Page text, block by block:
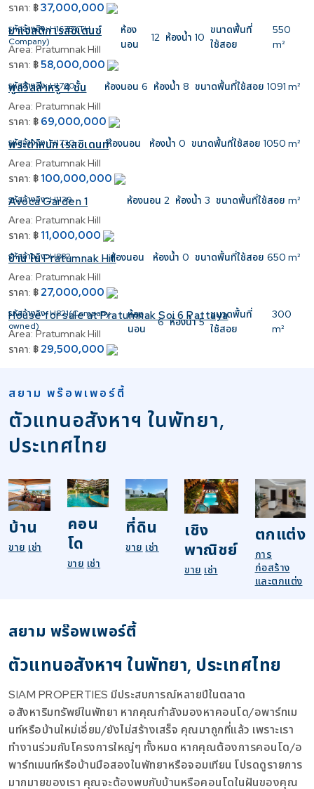
ราคา: ฿37,000,000
รหัสอ้างอิง:H1675 (TH
Company)
ห้อง
นอน
12 ห้องน้ำ 10
ขนาดพื้นที่
ใช้สอย
550
m²
มาเจสติก เรสซิเดนซ์
Area: Pratumnak Hill
ราคา: ฿58,000,000
รหัสอ้างอิง: H1760 ห้องนอน 6 ห้องน้ำ 8 ขนาดพื้นที่ใช้สอย 1091 m²
พูลวิลล่าหรู 4 ชั้น
Area: Pratumnak Hill
ราคา: ฿ 69,000,000
รหัสอ้างอิง:H1730 ห้องนอน ห้องน้ำ 0 ขนาดพื้นที่ใช้สอย 1050 m²
พระตำหนัก เรสซิเดนท์
Area: Pratumnak Hill
ราคา: ฿ 100,000,000
รหัสอ้างอิง:H1139 ห้องนอน 2 ห้องน้ำ 3 ขนาดพื้นที่ใช้สอย m²
Avoca Garden 1
Area: Pratumnak Hill
ราคา: ฿ 11,000,000
รหัสอ้างอิง:H882 ห้องนอน ห้องน้ำ 0 ขนาดพื้นที่ใช้สอย 650 m²
บ้าน ใน Pratumnak Hill
Area: Pratumnak Hill
ราคา: ฿ 27,000,000
รหัสอ้างอิง:H821(Company
owned)
ห้อง
นอน
6 ห้องน้ำ 5
ขนาดพื้นที่
ใช้สอย
300
m²
House for sale at Pratumnak Soi 6 Pattaya
Area: Pratumnak Hill
ราคา: ฿ 29,500,000
สยาม พร๊อพเพอร์ตี้
ตัวแทนอสังหาฯ ในพัทยา,
ประเทศไทย
บ้าน
ขาย เช่า
คอน
โด
ขาย เช่า
ที่ดิน
ขาย เช่า
เชิง
พาณิชย์
ขาย เช่า
ตกแต่ง
การ
ก่อสร้าง
และตกแต่ง
สยาม พร๊อพเพอร์ตี้
ตัวแทนอสังหาฯ ในพัทยา, ประเทศไทย
SIAM PROPERTIES มีประสบการณ์หลายปีในตลาด
อสังหาริมทรัพย์ในพัทยา หากคุณกำลังมองหาคอนโด/อพาร์ทเม
นท์หรือบ้านใหม่เอี่ยม/ยังไม่สร้างเสร็จ คุณมาถูกที่แล้ว เพราะเรา
ทำงานร่วมกับโครงการใหญ่ๆ ทั้งหมด หากคุณต้องการคอนโด/อ
พาร์ทเมนท์หรือบ้านมือสองในพัทยาหรือจอมเทียน โปรดดูรายการ
มากมายของเรา คุณจะต้องพบกับบ้านหรือคอนโดในฝันของคุณ